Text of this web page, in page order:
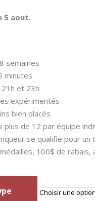
5 aout.
semaines
minutes
et 23h
expérimentés
bien placés
plus de 12 par équipe
se qualifie pour un
100$ de rabais,